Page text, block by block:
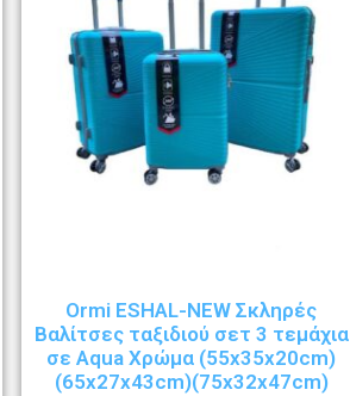
Ormi ESHAL-NEW Σκληρές
Βαλίτσες ταξιδιού σετ 3 τεμάχια
σε Aqua Χρώμα (55x35x20cm)
(65x27x43cm)(75x32x47cm)